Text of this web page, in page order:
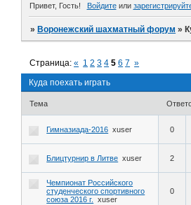
Привет, Гость! Войдитеили
»Воронежский шахматный форум »
Куда поехать играть
Страница:« 1 2 3 4 5 6 7 »
Тема
Гимназиада-2016 xuser 0
Блицтурнир в Литве xuser 2
Чемпионат Российского
студенческого спортивного
союза 2016 г.
xuser
0